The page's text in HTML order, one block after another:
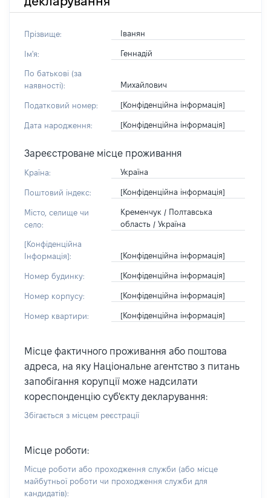
Прізвище: Іванян
Ім'я: Геннадій
По батькові (за
наявності):
Михайлович
Податковий номер: [Конфіденційна інформація]
Дата народження: [Конфіденційна інформація]
Зареєстроване місце проживання
Країна: Україна
Поштовий індекс: [Конфіденційна інформація]
Місто, селище чи
село:
Кременчук / Полтавська
область / Україна
[Конфіденційна
Інформація]:
[Конфіденційна інформація]
Номер будинку: [Конфіденційна інформація]
Номер корпусу: [Конфіденційна інформація]
Номер квартири: [Конфіденційна інформація]
Місце фактичного проживання або поштова
адреса, на яку Національне агентство з питань
запобігання корупції може надсилати
кореспонденцію суб'єкту декларування:
Збігається з місцем реєстрації
Місце роботи:
Місце роботи або проходження служби (або місце
майбутньої роботи чи проходження служби для
кандидатів):